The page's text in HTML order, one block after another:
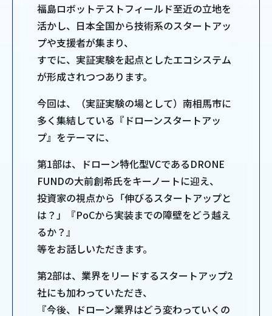
福島ロボットテストフィールド至近の立地を
活かし、日本全国から技術系のスタートアッ
プや支援者が集まり、
すでに、実証実験を起点としたエコシステム
が形成されつつあります。
今回は、（実証実験の場として）南相馬市に
多く集結している『ドローンスタートアッ
プ』をテーマに、
第1部は、ドローン特化型VCであるDRONE
FUNDの大前創希氏をキーノートに迎え、
投資家の視点から「伸びるスタートアップと
は？」『PoCから実装までの障壁をどう越え
るか？』
等をお話しいただきます。
第2部は、業界をリードするスタートアップ2
社にも加わっていただき、
『今後、ドローン業界はどう変わっていくの